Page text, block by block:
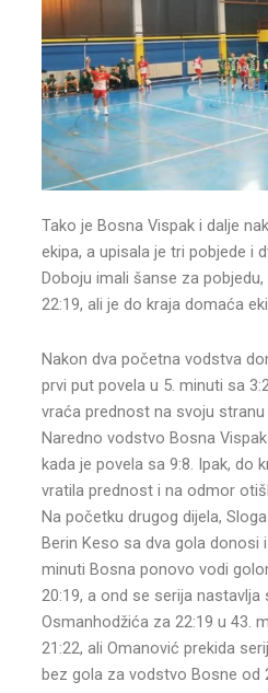
Tako je Bosna Vispak i dalje
ekipa, a upisala je tri pobjede i
Doboju imali šanse za
22:19, ali je do kraja domaća
Nakon dva početna vodstva
prvi put povela u 5. minuti sa
vraća prednost na svoju stranu
Naredno vodstvo Bosna
kada je povela sa 9:8. Ipak, do
vratila prednost i na odmor
Na početku drugog dijela,
Berin Keso sa dva gola donosi
minuti Bosna ponovo vodi
20:19, a ond se serija nastavlja
Osmanhodžića za 22:19 u 43.
21:22, ali Omanović prekida
bez gola za vodstvo Bosne od